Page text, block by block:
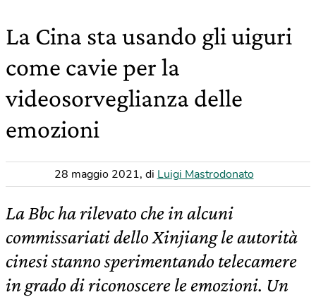
La Cina sta usando gli uiguri
come cavie per la
videosorveglianza delle
emozioni
28 maggio 2021, di Luigi Mastrodonato
La Bbc ha rilevato che in alcuni
commissariati dello Xinjiang le autorità
cinesi stanno sperimentando telecamere
in grado di riconoscere le emozioni. Un